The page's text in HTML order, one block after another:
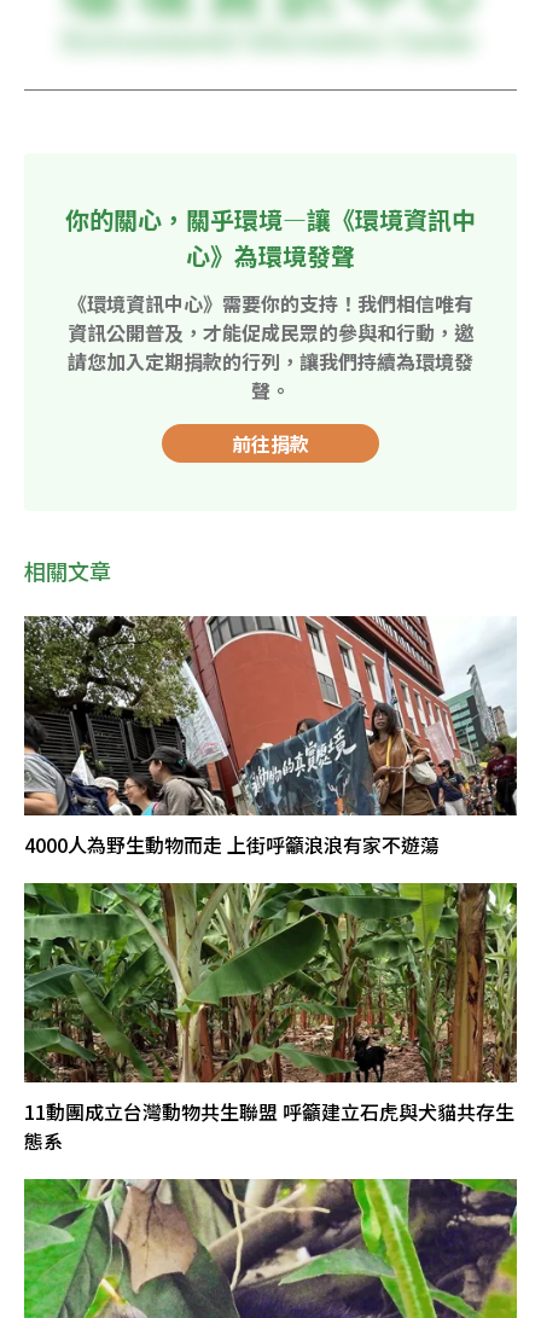
你的關心，關乎環境—讓《環境資訊中
心》為環境發聲
《環境資訊中心》需要你的支持！我們相信唯有
資訊公開普及，才能促成民眾的參與和行動，邀
請您加入定期捐款的行列，讓我們持續為環境發
聲。
前往捐款
相關文章
4000人為野生動物而走 上街呼籲浪浪有家不遊蕩
11動團成立台灣動物共生聯盟 呼籲建立石虎與犬貓共存生
態系